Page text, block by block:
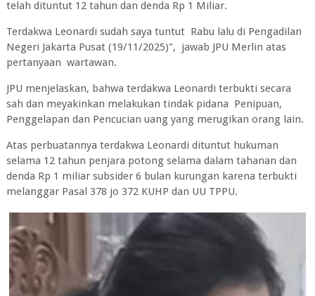
telah dituntut 12 tahun dan denda Rp 1 Miliar.
Terdakwa Leonardi sudah saya tuntut Rabu lalu di Pengadilan
Negeri Jakarta Pusat (19/11/2025)", jawab JPU Merlin atas
pertanyaan wartawan.
JPU menjelaskan, bahwa terdakwa Leonardi terbukti secara
sah dan meyakinkan melakukan tindak pidana Penipuan,
Penggelapan dan Pencucian uang yang merugikan orang lain.
Atas perbuatannya terdakwa Leonardi dituntut hukuman
selama 12 tahun penjara potong selama dalam tahanan dan
denda Rp 1 miliar subsider 6 bulan kurungan karena terbukti
melanggar Pasal 378 jo 372 KUHP dan UU TPPU.